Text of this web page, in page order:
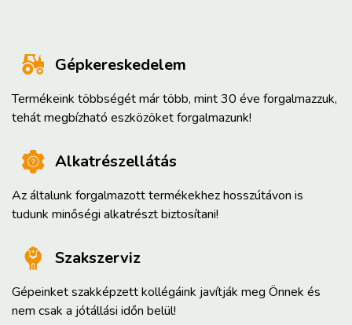
Gépkereskedelem
Termékeink többségét már több, mint 30 éve forgalmazzuk,
tehát megbízható eszközöket forgalmazunk!
Alkatrészellátás
Az általunk forgalmazott termékekhez hosszútávon is
tudunk minőségi alkatrészt biztosítani!
Szakszerviz
Gépeinket szakképzett kollégáink javítják meg Önnek és
nem csak a jótállási időn belül!